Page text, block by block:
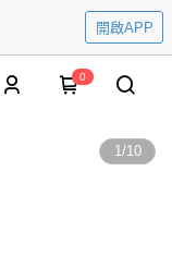
開啟APP
0
1/10